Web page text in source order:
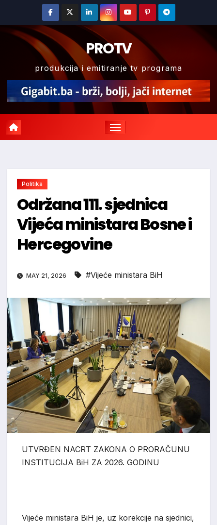
content
PROTV
produkcija i emitiranje tv programa
Politika
Održana 111. sjednica
Vijeća ministara Bosne i
Hercegovine
MAY 21, 2026 #Vijeće ministara BiH
UTVRĐEN NACRT ZAKONA O PRORAČUNU
INSTITUCIJA BiH ZA 2026. GODINU
Vijeće ministara BiH je, uz korekcije na sjednici,